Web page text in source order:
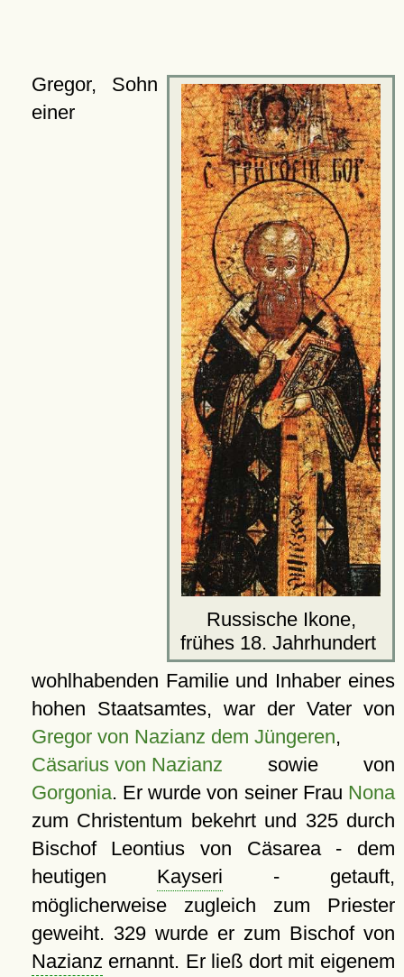
Russische Ikone,
frühes 18. Jahrhundert
Gregor, Sohn
einer
wohlhabenden Familie und Inhaber eines
hohen Staatsamtes, war der Vater von
Gregor von Nazianz dem Jüngeren,
Cäsarius von Nazianz sowie von
Gorgonia. Er wurde von seiner Frau Nona
zum Christentum bekehrt und 325 durch
Bischof Leontius von Cäsarea - dem
heutigen Kayseri - getauft,
möglicherweise zugleich zum Priester
geweiht. 329 wurde er zum Bischof von
Nazianz ernannt. Er ließ dort mit eigenem